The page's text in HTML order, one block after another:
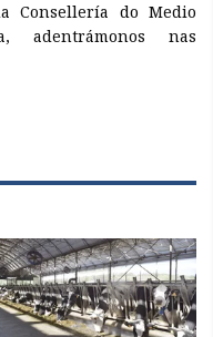
Consellería do Medio
nas